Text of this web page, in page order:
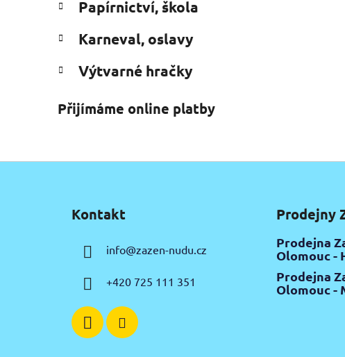
Papírnictví, škola
Karneval, oslavy
Výtvarné hračky
Přijímáme online platby
Kontakt
info@zazen-nudu.cz
+420 725 111 351
Prodejny
Prodejna
Olomouc -
Prodejna
Olomouc -